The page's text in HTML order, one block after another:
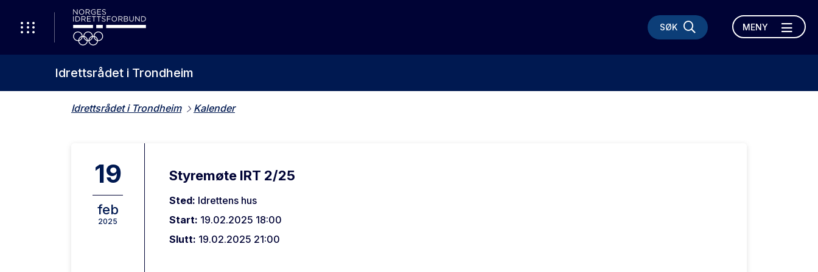
SØK MENY
Idrettsrådet i Trondheim
Idrettsrådet i Trondheim Kalender
19
feb
2025
Styremøte IRT 2/25
Sted: Idrettens hus
Start: 19.02.2025 18:00
Slutt: 19.02.2025 21:00